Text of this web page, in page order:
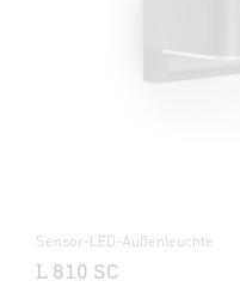
Sensor-LED-Außenleuchte
L 810 SC